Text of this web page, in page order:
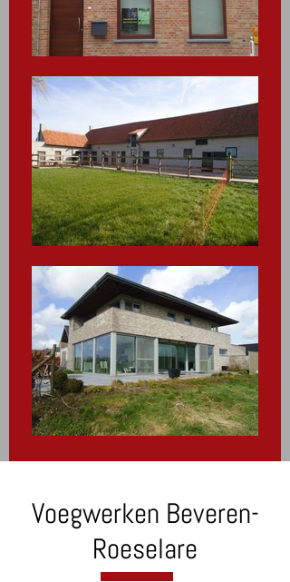
Voegwerken Beveren-
Roeselare